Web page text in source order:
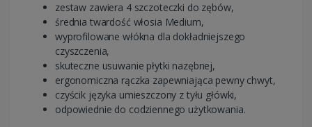
zestaw zawiera 4 szczoteczki do zębów,
średnia twardość włosia Medium,
wyprofilowane włókna dla dokładniejszego
czyszczenia,
skuteczne usuwanie płytki nazębnej,
ergonomiczna rączka zapewniająca pewny chwyt,
czyścik języka umieszczony z tyłu główki,
odpowiednie do codziennego użytkowania.